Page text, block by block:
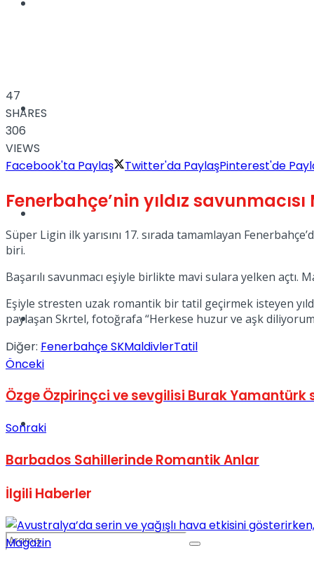
Sinema
Spor
Podcast
47
SHARES
306
VIEWS
Facebook'ta Paylaş
Twitter'da PaylaşPinterest'de
Fenerbahçe’nin yıldız
Süper Ligin ilk yarısını 17. sırada tamamlayan
biri.
Başarılı savunmacı eşiyle birlikte mavi sulara yelken
Eşiyle stresten uzak romantik bir tatil geçirmek isteyen
paylaşan Skrtel, fotoğrafa “Herkese huzur ve aşk
Diğer: Fenerbahçe SKMaldivlerTatil
Önceki
Özge Özpirinçci ve sevgilisi Burak Yamantürk
Sonraki
Barbados Sahillerinde Romantik Anlar
İlgili Haberler
Magazin